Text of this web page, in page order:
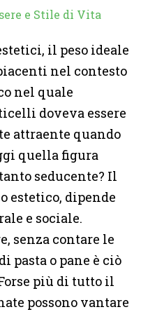
e Stile di Vita
il peso ideale
nel contesto
nel quale
doveva essere
attraente quando
quella figura
seducente? Il
estetico, dipende
e sociale.
senza contare le
pasta o pane è ciò
più di tutto il
possono vantare